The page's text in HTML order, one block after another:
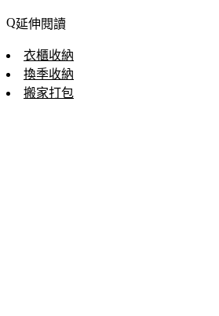
延伸閱讀
衣櫃收納
換季收納
搬家打包